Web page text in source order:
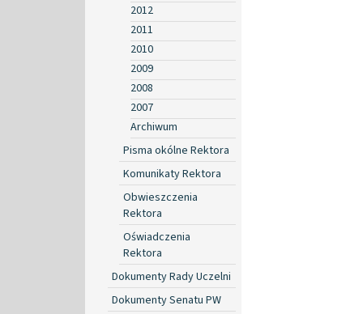
2012
2011
2010
2009
2008
2007
Archiwum
Pisma okólne Rektora
Komunikaty Rektora
Obwieszczenia
Rektora
Oświadczenia
Rektora
Dokumenty Rady Uczelni
Dokumenty Senatu PW